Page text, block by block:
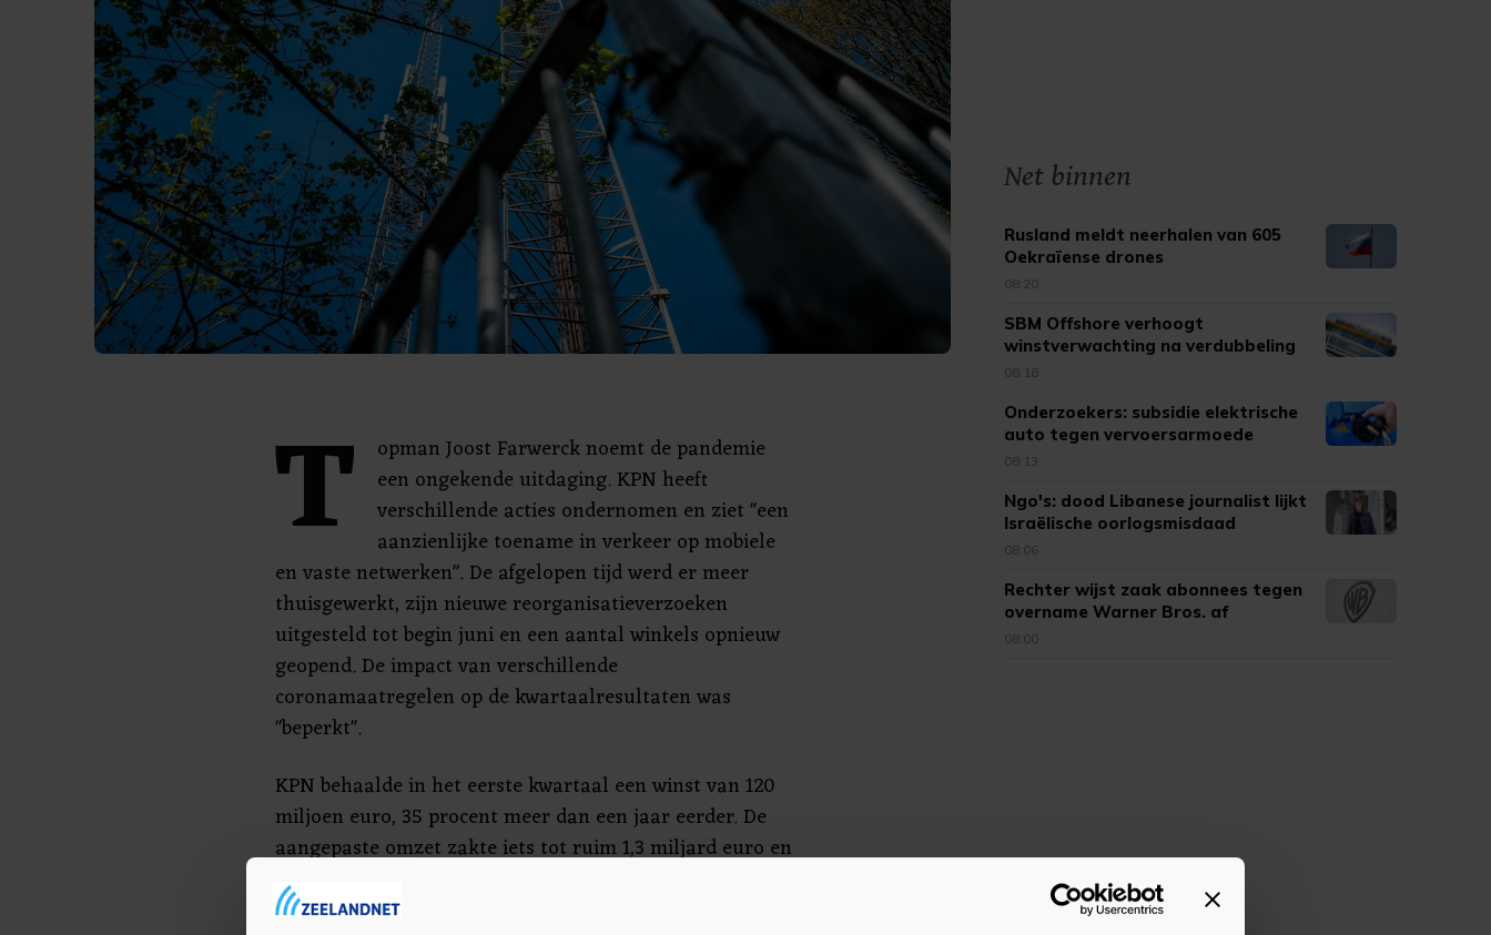
T
opman Joost Farwerck noemt de pandemie
een ongekende uitdaging. KPN heeft
verschillende acties ondernomen en ziet "een
aanzienlijke toename in verkeer op mobiele
en vaste netwerken". De afgelopen tijd werd er meer
thuisgewerkt, zijn nieuwe reorganisatieverzoeken
uitgesteld tot begin juni en een aantal winkels opnieuw
geopend. De impact van verschillende
coronamaatregelen op de kwartaalresultaten was
"beperkt".
KPN behaalde in het eerste kwartaal een winst van 120
miljoen euro, 35 procent meer dan een jaar eerder. De
aangepaste omzet zakte iets tot ruim 1,3 miljard euro en
het aangepast bedrijfsresultaat (ebita) steeg tot 575
miljoen euro.De doelstellingen voor heel 2020 liet KPN
Net binnen
Rusland meldt neerhalen van 605
Oekraïense drones
08:20
SBM Offshore verhoogt
winstverwachting na verdubbeling
omzet
08:18
Onderzoekers: subsidie elektrische
auto tegen vervoersarmoede
08:13
Ngo's: dood Libanese journalist lijkt
Israëlische oorlogsmisdaad
08:06
Rechter wijst zaak abonnees tegen
overname Warner Bros. af
08:00